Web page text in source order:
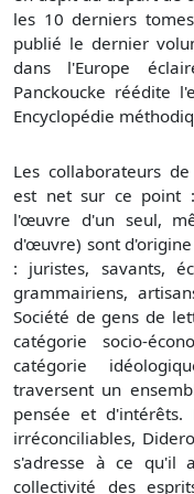
les 10 derniers
publié le dernier
dans l'Europe
Panckoucke réédite
Encyclopédie
Les collaborateurs
est net sur ce point
l'œuvre d'un seul,
d'œuvre) sont
: juristes, savants,
grammairiens,
Société de gens de
catégorie socio-
catégorie
traversent un
pensée et d'intérêts.
irréconciliables,
s'adresse à ce qu'il
collectivité des